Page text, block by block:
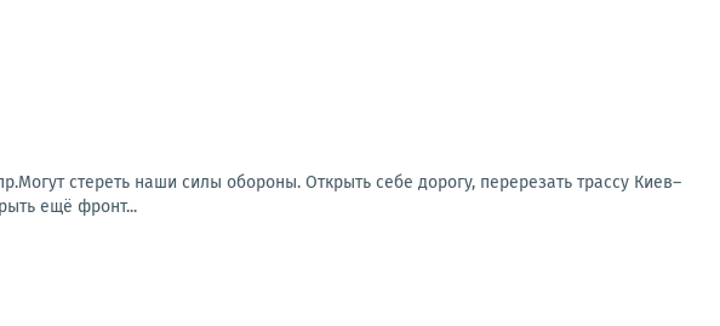
стереть наши силы обороны. Открыть себе дорогу, перерезать трассу Киев–
ещё фронт...